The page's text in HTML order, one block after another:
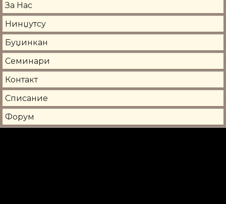
За Нас
Нинџутсу
Буџинкан
Семинари
Контакт
Списание
Форум